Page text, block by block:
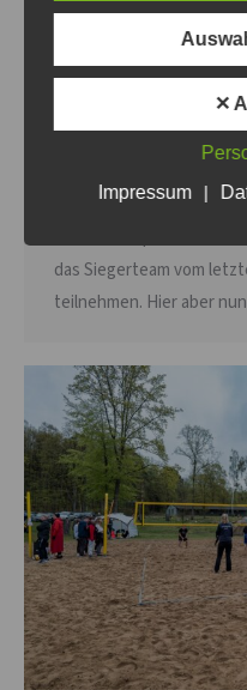
30.04.2024 -
theosgym Beach-Cup Von
Wir sind ausgebucht.
nie!!! Unglaublich, und
besser werden. Die
das Siegerteam vom
teilnehmen. Hier aber
✕
Impressum
|